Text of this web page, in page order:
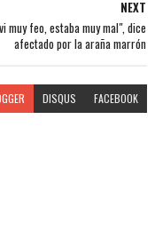
NEXT
muy feo, estaba muy mal", dice
afectado por la araña marrón
DISQUS FACEBOOK